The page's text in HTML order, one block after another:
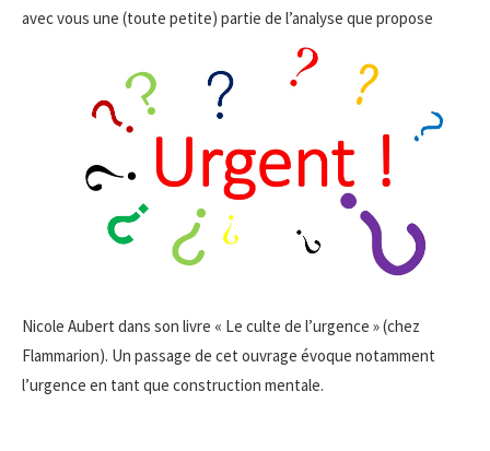
avec vous une (toute petite) partie de l’analyse que propose
Nicole Aubert dans son livre « Le culte de l’urgence » (chez
Flammarion). Un passage de cet ouvrage évoque notamment
l’urgence en tant que construction mentale.